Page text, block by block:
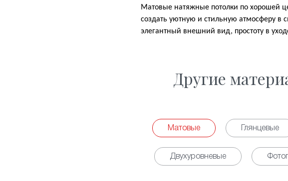
Матовые натяжные потолки по хорошей
создать уютную и стильную атмосферу
элегантный внешний вид, простоту в
Другие
Матовые Глянцевые
Двухуровневые